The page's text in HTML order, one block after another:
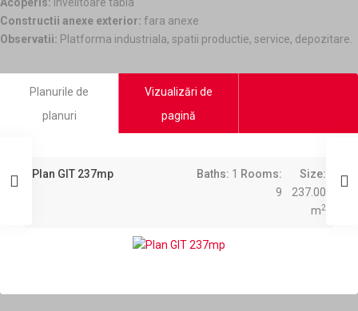
Constructii anexe exterior: fara anexe
Observatii: Platforma industriala, spatii productie, service, depozitare.
Planurile de
planuri
Vizualizări de
pagină
Plan GIT 237mp
Size:
237.00
m2
Rooms:
9
Baths: 1